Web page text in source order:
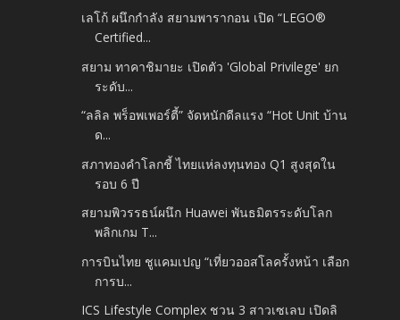
เลโก้ ผนึกกำลัง สยามพารากอน เปิด “LEGO®
Certified...
สยาม ทาคาชิมายะ เปิดตัว 'Global Privilege' ยก
ระดับ...
“ลลิล พร็อพเพอร์ตี้” จัดหนักดีลแรง “Hot Unit บ้าน
ด...
สภาทองคำโลกชี้ ไทยแห่ลงทุนทอง Q1 สูงสุดใน
รอบ 6 ปี
สยามพิวรรธน์ผนึก Huawei พันธมิตรระดับโลก
พลิกเกม T...
การบินไทย ชูแคมเปญ “เที่ยวออสโลครั้งหน้า เลือก
การบ...
ICS Lifestyle Complex ชวน 3 สาวเซเลบ เปิดลิ